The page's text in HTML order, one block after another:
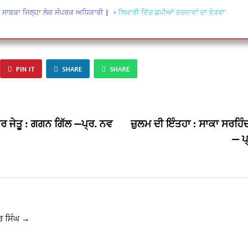
ਸਾਬਕਾ ਜਿਲ੍ਹਾ ਲੋਕ ਸੰਪਰਕ ਅਧਿਕਾਰੀ | + ਲਿਖਾਰੀ ਵਿੱਚ ਛਪੀਆਂ ਰਚਨਾਵਾਂ ਦਾ ਵੇਰਵਾ
PIN IT SHARE SHARE
ਜੇਤੂ : ਗਗਨ ਗਿੱਲ —ਪ੍ਰ. ਨਵ
ਜ਼ੁਲਮ ਦੀ ਇੰਤਹਾ : ਸਾਕਾ
—
ਸਿੰਘ →